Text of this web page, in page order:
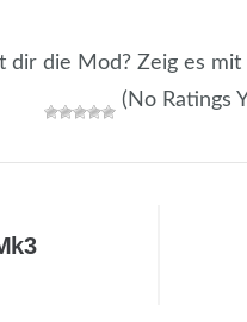
dir die Mod? Zeig es
(No Ratings